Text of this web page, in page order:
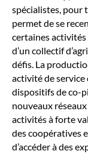
spécialistes, pour
permet de se
certaines activités
d’un collectif
défis. La
activité de service
dispositifs de co-
nouveaux
activités à forte
des coopératives
d’accéder à des